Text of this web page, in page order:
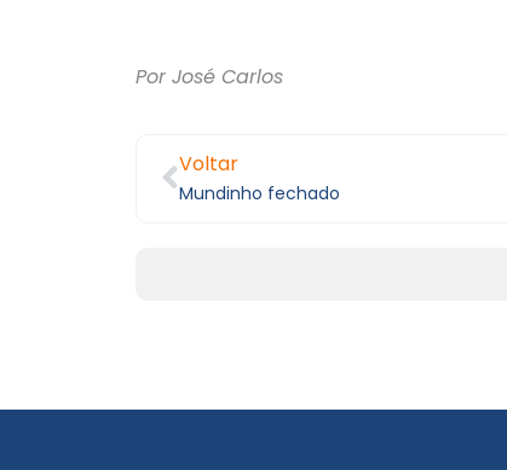
Por José Carlos
Voltar
Mundinho fechado